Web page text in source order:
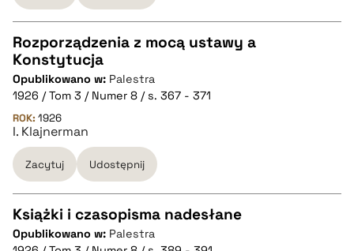
BIBTEX
pobierz cytat
CZYSTY TEKST
pobierz cytat
BIBTEX
pobierz cytat
Rozporządzenia z mocą ustawy a
Konstytucja
Opublikowano w: Palestra
1926 / Tom 3 / Numer 8 / s. 367 - 371
ROK: 1926
I. Klajnerman
Zacytuj Udostępnij
CZYSTY TEKST
Książki i czasopisma nadesłane
Opublikowano w: Palestra